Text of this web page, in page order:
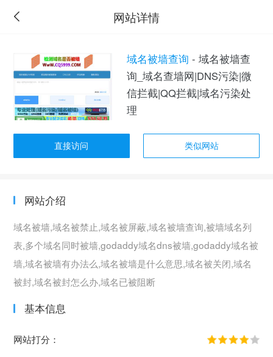
网站详情
域名被墙查询 - 域名被墙查
询_域名查墙网|DNS污染|微
信拦截|QQ拦截|域名污染处
理
直接访问 类似网站
网站介绍
域名被墙,域名被禁止,域名被屏蔽,域名被墙查询,被墙域名列
表,多个域名同时被墙,godaddy域名dns被墙,godaddy域名被
墙,域名被墙有办法么,域名被墙是什么意思,域名被关闭,域名
被封,域名被封怎么办,域名已被阻断
基本信息
网站打分：